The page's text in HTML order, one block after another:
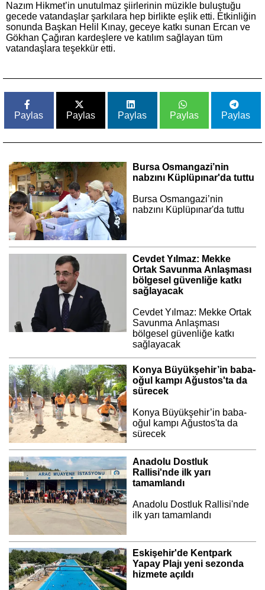
Nazım Hikmet’in unutulmaz şiirlerinin müzikle buluştuğu
gecede vatandaşlar şarkılara hep birlikte eşlik etti. Etkinliğin
sonunda Başkan Helil Kınay, geceye katkı sunan Ercan ve
Gökhan Çağıran kardeşlere ve katılım sağlayan tüm
vatandaşlara teşekkür etti.
Paylas Paylas Paylas Paylas Paylas
Bursa Osmangazi’nin
nabzını Küplüpınar'da tuttu
Bursa Osmangazi’nin
nabzını Küplüpınar'da tuttu
Cevdet Yılmaz: Mekke
Ortak Savunma Anlaşması
bölgesel güvenliğe katkı
sağlayacak
Cevdet Yılmaz: Mekke Ortak
Savunma Anlaşması
bölgesel güvenliğe katkı
sağlayacak
Konya Büyükşehir’in baba-
oğul kampı Ağustos'ta da
sürecek
Konya Büyükşehir’in baba-
oğul kampı Ağustos'ta da
sürecek
Anadolu Dostluk
Rallisi'nde ilk yarı
tamamlandı
Anadolu Dostluk Rallisi'nde
ilk yarı tamamlandı
Eskişehir'de Kentpark
Yapay Plajı yeni sezonda
hizmete açıldı